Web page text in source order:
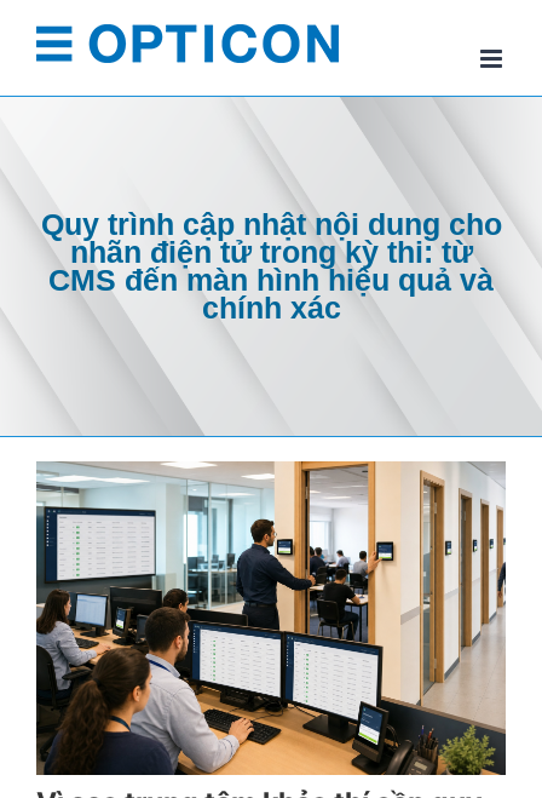
content
Quy trình cập nhật nội dung cho
nhãn điện tử trong kỳ thi: từ
CMS đến màn hình hiệu quả và
chính xác